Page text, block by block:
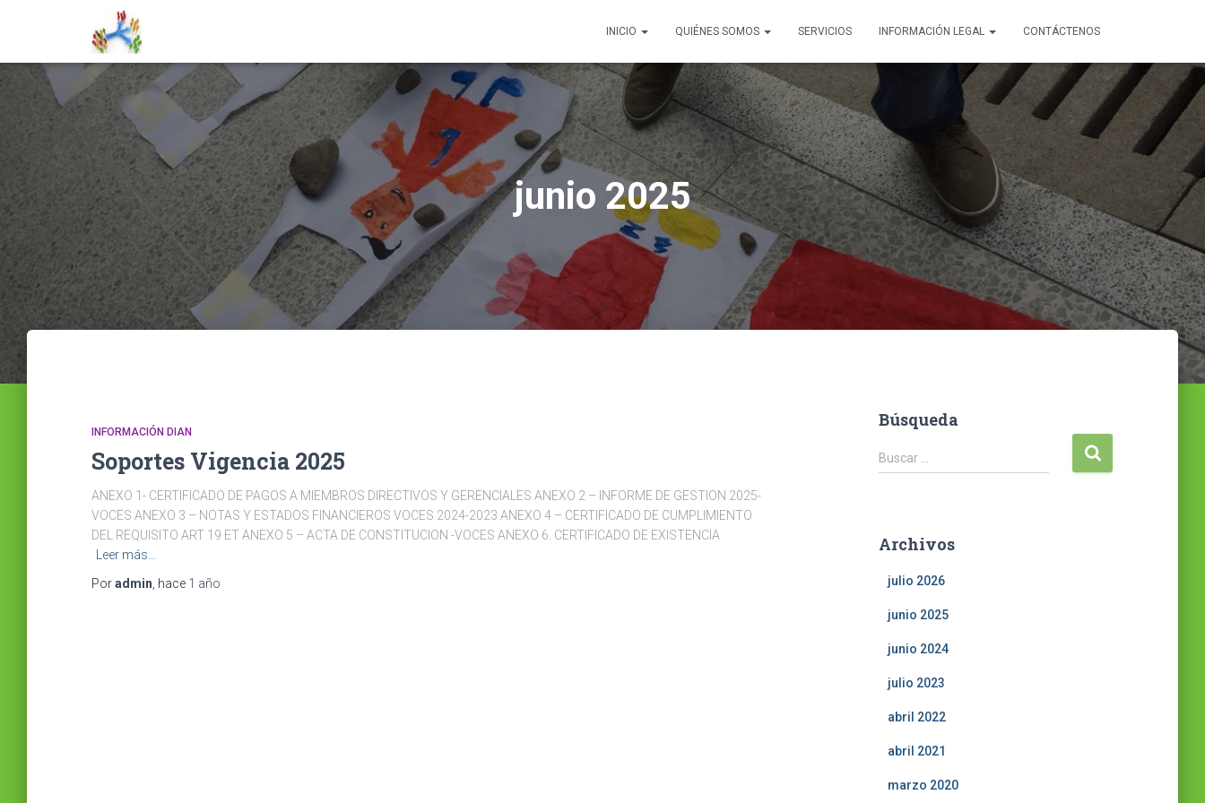
INICIO QUIÉNES SOMOS SERVICIOS INFORMACIÓN LEGAL CONTÁCTENOS
junio 2025
INFORMACIÓN DIAN
Soportes Vigencia 2025
ANEXO 1- CERTIFICADO DE PAGOS A MIEMBROS DIRECTIVOS Y GERENCIALES ANEXO 2 – INFORME DE GESTION 2025-
VOCES ANEXO 3 – NOTAS Y ESTADOS FINANCIEROS VOCES 2024-2023 ANEXO 4 – CERTIFICADO DE CUMPLIMIENTO
DEL REQUISITO ART 19 ET ANEXO 5 – ACTA DE CONSTITUCION -VOCES ANEXO 6. CERTIFICADO DE EXISTENCIA
Leer más…
Poradmin , hace 1 año
Búsqueda
B
u
r
Buscar …
Archivos
julio 2026
junio 2025
junio 2024
julio 2023
abril 2022
abril 2021
marzo 2020